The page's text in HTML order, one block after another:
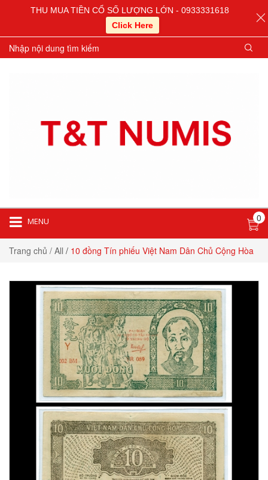
MENU 0
Trang chủ / All / 10 đồng Tín phiếu Việt Nam Dân Chủ Cộng Hòa
THU MUA TIỀN CỔ SỐ LƯỢNG LỚN - 0933331618
Click Here